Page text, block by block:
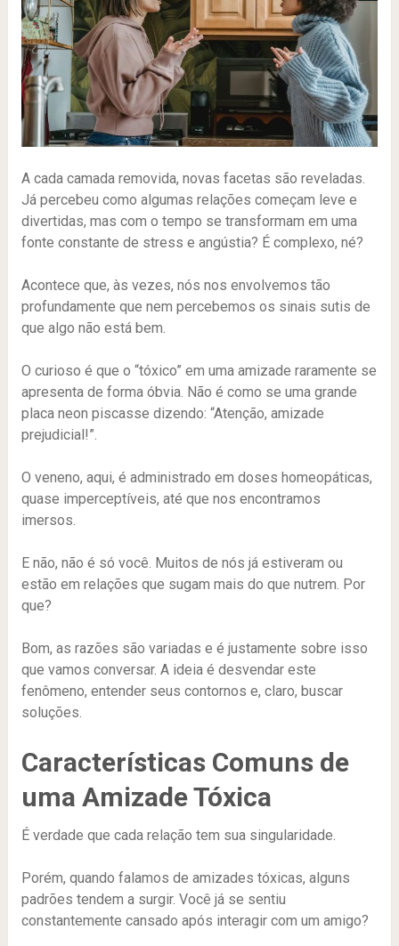
A cada camada removida, novas facetas são reveladas.
Já percebeu como algumas relações começam leve e
divertidas, mas com o tempo se transformam em uma
fonte constante de stress e angústia? É complexo, né?
Acontece que, às vezes, nós nos envolvemos tão
profundamente que nem percebemos os sinais sutis de
que algo não está bem.
O curioso é que o “tóxico” em uma amizade raramente se
apresenta de forma óbvia. Não é como se uma grande
placa neon piscasse dizendo: “Atenção, amizade
prejudicial!”.
O veneno, aqui, é administrado em doses homeopáticas,
quase imperceptíveis, até que nos encontramos
imersos.
E não, não é só você. Muitos de nós já estiveram ou
estão em relações que sugam mais do que nutrem. Por
que?
Bom, as razões são variadas e é justamente sobre isso
que vamos conversar. A ideia é desvendar este
fenômeno, entender seus contornos e, claro, buscar
soluções.
Características Comuns de
uma Amizade Tóxica
É verdade que cada relação tem sua singularidade.
Porém, quando falamos de amizades tóxicas, alguns
padrões tendem a surgir. Você já se sentiu
constantemente cansado após interagir com um amigo?